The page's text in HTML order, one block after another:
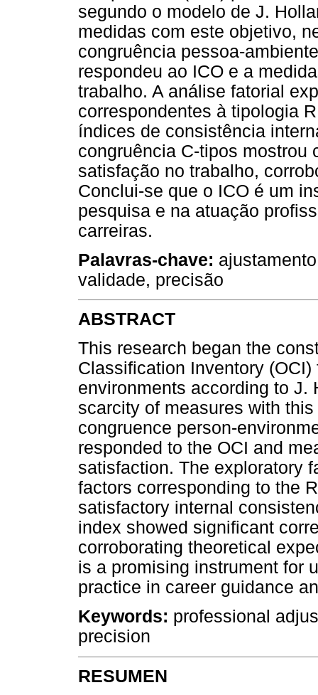
segundo o modelo de J.
medidas com este objetivo,
congruência pessoa-
respondeu ao ICO e a
trabalho. A análise fatorial
correspondentes à tipologia
índices de consistência
congruência C-tipos mostrou
satisfação no trabalho,
Conclui-se que o ICO é um
pesquisa e na atuação
carreiras.
Palavras-chave:
validade, precisão
ABSTRACT
This research began the
Classification Inventory
environments according to J.
scarcity of measures with
congruence person-
responded to the OCI and
satisfaction. The exploratory
factors corresponding to the
satisfactory internal
index showed significant
corroborating theoretical
is a promising instrument for
practice in career guidance
Keywords: professional
precision
RESUMEN